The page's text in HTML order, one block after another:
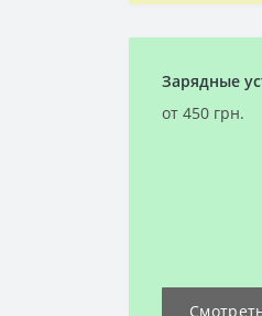
Зарядные
от 450 грн.